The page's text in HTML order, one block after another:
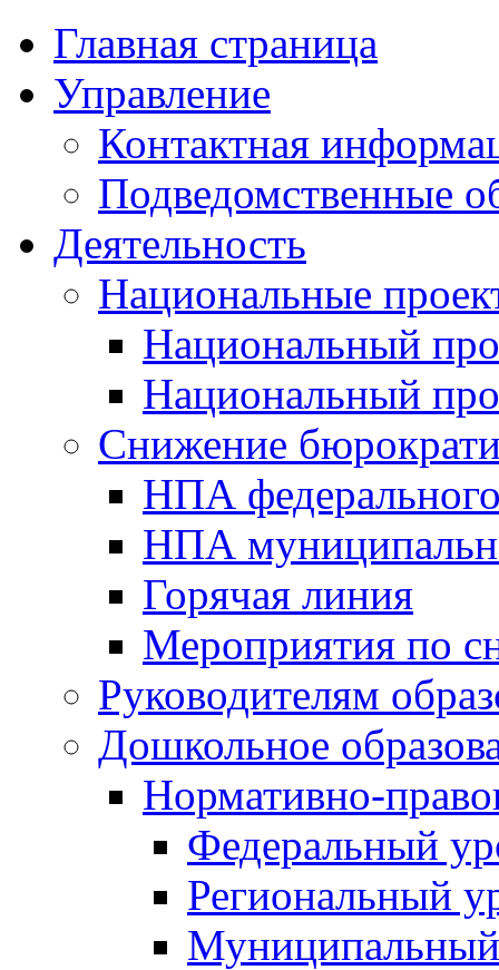
Главная страница
Управление
Контактная
Подведомственные
Деятельность
Национальные
Национальный
Национальный
Снижение
НПА
НПА
Горячая линия
Мероприятия по
Руководителям
Дошкольное
Нормативно-
Федеральный
Региональный